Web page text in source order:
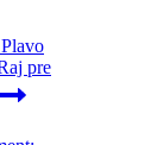
pre